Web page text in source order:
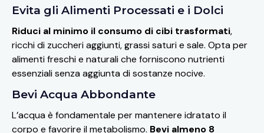
Evita gli Alimenti Processati e i Dolci
Riduci al minimo il consumo di cibi trasformati,
ricchi di zuccheri aggiunti, grassi saturi e sale. Opta per
alimenti freschi e naturali che forniscono nutrienti
essenziali senza aggiunta di sostanze nocive.
Bevi Acqua Abbondante
L’acqua è fondamentale per mantenere idratato il
corpo e favorire il metabolismo. Bevi almeno 8